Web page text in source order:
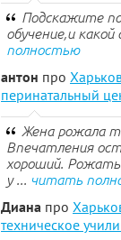
Подскажите
обучение,и какой
полностью
антон про
перинатальный
Жена рожала
Впечатления
хороший. Рожать
у ... читать
Диана про
техническое